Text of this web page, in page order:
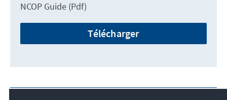
NCOP Guide (Pdf)
Télécharger